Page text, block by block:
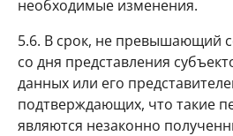
необходимые изменения.
5.6. В срок, не превышающий
со дня представления
данных или его
подтверждающих, что такие
являются незаконно